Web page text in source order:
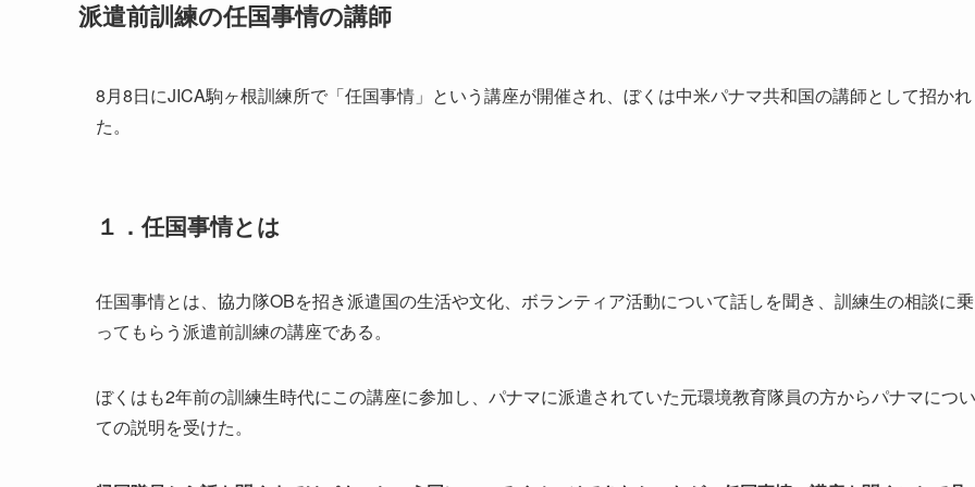
派遣前訓練の任国事情の講師
8月8日にJICA駒ヶ根訓練所で「任国事情」という講座が開催され、ぼくは中米パナマ共和国の講師として招かれ
た。
１．任国事情とは
任国事情とは、協力隊OBを招き派遣国の生活や文化、ボランティア活動について話しを聞き、訓練生の相談に乗
ってもらう派遣前訓練の講座である。
ぼくはも2年前の訓練生時代にこの講座に参加し、パナマに派遣されていた元環境教育隊員の方からパナマについ
ての説明を受けた。